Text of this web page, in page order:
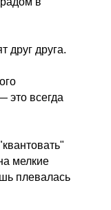
друг друга.
это всегда
мелкие
плевалась